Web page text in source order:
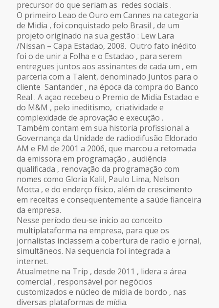
precursor do que seriam as redes sociais .
O primeiro Leao de Ouro em Cannes na categoria
de Midia , foi conquistado pelo Brasil , de um
projeto originado na sua gestão : Lew Lara
/Nissan – Capa Estadao, 2008. Outro fato inédito
foi o de unir a Folha e o Estadao , para serem
entregues juntos aos assinantes de cada um , em
parceria com a Talent, denominado Juntos para o
cliente Santander , na época da compra do Banco
Real . A açao recebeu o Premio de Midia Estadao e
do M&M , pelo ineditismo, criatividade e
complexidade de aprovação e execução .
Também contam em sua historia profissional a
Governança da Unidade de radiodifusão Eldorado
AM e FM de 2001 a 2006, que marcou a retomada
da emissora em programação , audiência
qualificada , renovação da programação com
nomes como Gloria Kalil, Paulo Lima, Nelson
Motta , e do enderço físico, além de crescimento
em receitas e consequentemente a saúde fianceira
da empresa.
Nesse período deu-se inicio ao conceito
multiplataforma na empresa, para que os
jornalistas inciassem a cobertura de radio e jornal,
simultâneos. Na sequencia foi integrada a
internet.
Atualmetne na Trip , desde 2011 , lidera a área
comercial , responsável por negócios
customizados e núcleo de mídia de bordo , nas
diversas plataformas de mídia.